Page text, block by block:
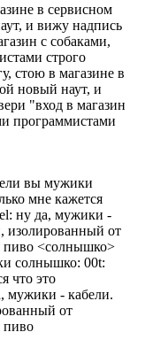
в сервисном
и вижу надпись
с собаками,
строго
стою в магазине в
новый наут, и
"вход в магазин
программистами
вы мужики
мне кажется
ну да, мужики -
изолированный от
пиво <солнышко>
солнышко: 00t:
что это
мужики - кабели.
от
пиво